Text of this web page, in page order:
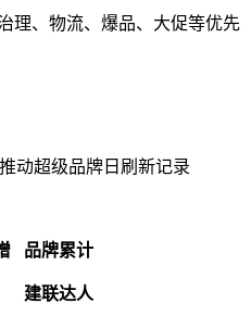
理、物流、爆品、大促等优先
动超级品牌日刷新记录
品牌累计
建联达人